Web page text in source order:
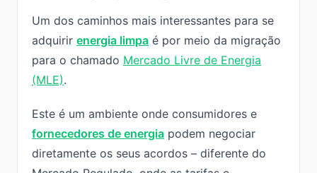
Um dos caminhos mais interessantes para se
adquirir energia limpa é por meio da migração
para o chamado Mercado Livre de Energia
(MLE).
Este é um ambiente onde consumidores e
fornecedores de energia podem negociar
diretamente os seus acordos – diferente do